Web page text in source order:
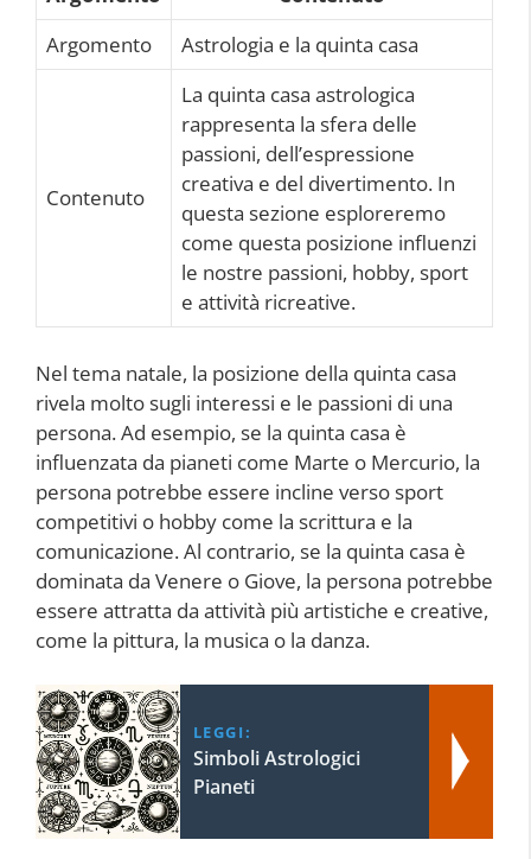
Argomento
Astrologia e la quinta casa
Contenuto
La quinta casa astrologica
rappresenta la sfera delle
passioni, dell’espressione
creativa e del divertimento. In
questa sezione esploreremo
come questa posizione influenzi
le nostre passioni, hobby, sport
e attività ricreative.
Nel tema natale, la posizione della quinta casa
rivela molto sugli interessi e le passioni di una
persona. Ad esempio, se la quinta casa è
influenzata da pianeti come Marte o Mercurio, la
persona potrebbe essere incline verso sport
competitivi o hobby come la scrittura e la
comunicazione. Al contrario, se la quinta casa è
dominata da Venere o Giove, la persona potrebbe
essere attratta da attività più artistiche e creative,
come la pittura, la musica o la danza.
LEGGI:
Simboli Astrologici
Pianeti